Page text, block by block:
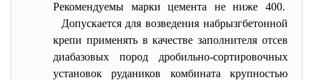
Рекомендуемы марки цемента не ниже 400.
Допускается для возведения набрызгбетонной
крепи применять в качестве заполнителя отсев
диабазовых пород дробильно-сортировочных
установок рудаников комбината крупностью